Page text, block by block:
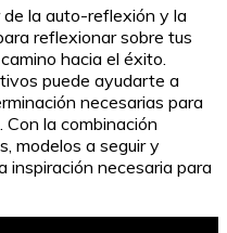
la auto-reflexión y la
reflexionar sobre tus
hacia el éxito.
puede ayudarte a
necesarias para
la combinación
modelos a seguir y
inspiración necesaria para